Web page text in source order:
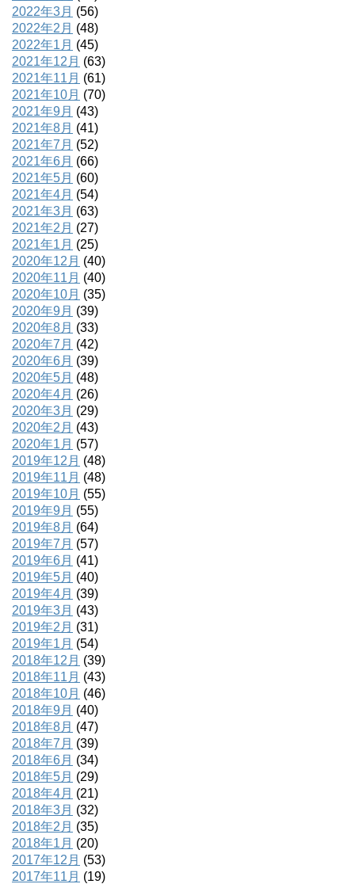
2022年3月 (56)
2022年2月 (48)
2022年1月 (45)
2021年12月 (63)
2021年11月 (61)
2021年10月 (70)
2021年9月 (43)
2021年8月 (41)
2021年7月 (52)
2021年6月 (66)
2021年5月 (60)
2021年4月 (54)
2021年3月 (63)
2021年2月 (27)
2021年1月 (25)
2020年12月 (40)
2020年11月 (40)
2020年10月 (35)
2020年9月 (39)
2020年8月 (33)
2020年7月 (42)
2020年6月 (39)
2020年5月 (48)
2020年4月 (26)
2020年3月 (29)
2020年2月 (43)
2020年1月 (57)
2019年12月 (48)
2019年11月 (48)
2019年10月 (55)
2019年9月 (55)
2019年8月 (64)
2019年7月 (57)
2019年6月 (41)
2019年5月 (40)
2019年4月 (39)
2019年3月 (43)
2019年2月 (31)
2019年1月 (54)
2018年12月 (39)
2018年11月 (43)
2018年10月 (46)
2018年9月 (40)
2018年8月 (47)
2018年7月 (39)
2018年6月 (34)
2018年5月 (29)
2018年4月 (21)
2018年3月 (32)
2018年2月 (35)
2018年1月 (20)
2017年12月 (53)
2017年11月 (19)